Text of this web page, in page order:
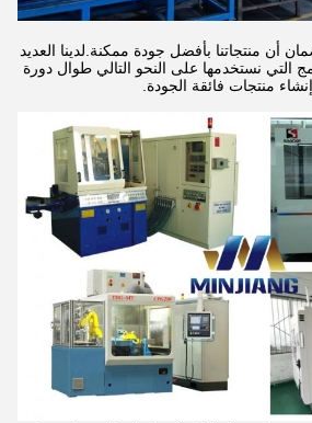
أن منتجاتنا بأفضل جودة ممكنة.لدينا العديد
التي نستخدمها على النحو التالي طوال دورة
منتجات فائقة الجودة.